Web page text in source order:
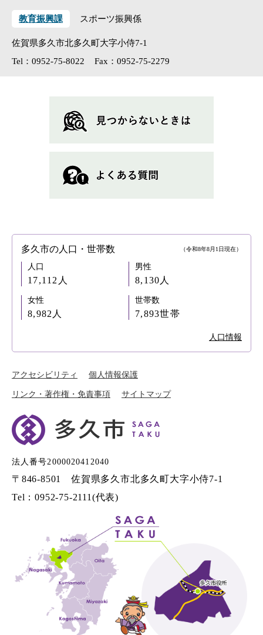
教育振興課 スポーツ振興係
佐賀県多久市北多久町大字小侍7-1
Tel：0952-75-8022
Fax：0952-75-2279
多久市の人口・世帯数 （令和8年8月1日現在）
人口
17,112人
男性
8,130人
女性
8,982人
世帯数
7,893世帯
人口情報
アクセシビリティ 個人情報保護
リンク・著作権・免責事項 サイトマップ
法人番号2000020412040
〒846-8501 佐賀県多久市北多久町大字小侍7-1
Tel：0952-75-2111(代表)